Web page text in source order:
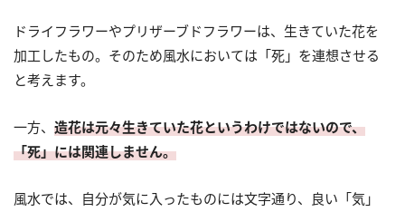
ドライフラワーやプリザーブドフラワーは、生きていた花を
加工したもの。そのため風水においては「死」を連想させる
と考えます。
一方、 造花は元々生きていた花というわけではないので、
「死」には関連しません。
風水では、自分が気に入ったものには文字通り、良い「気」